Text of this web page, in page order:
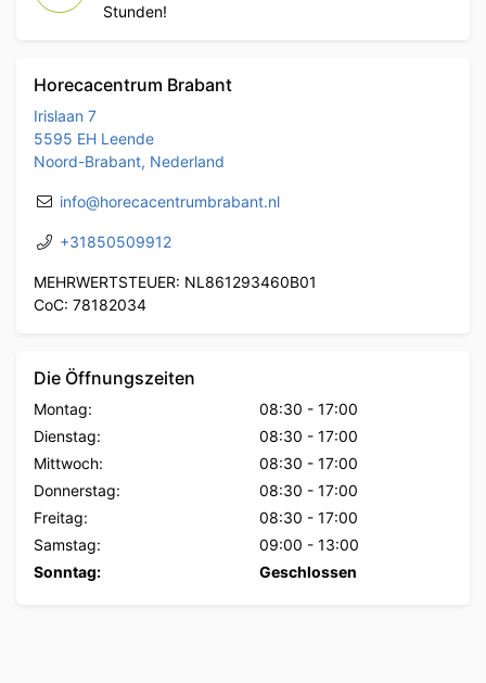
Stunden!
Horecacentrum Brabant
Irislaan 7
5595 EH Leende
Noord-Brabant, Nederland
info@horecacentrumbrabant.nl
+31850509912
MEHRWERTSTEUER: NL861293460B01
CoC: 78182034
Die Öffnungszeiten
Montag: 08:30 - 17:00
Dienstag:
08:30 - 17:00
Mittwoch:
08:30 - 17:00
Donnerstag:
08:30 - 17:00
Freitag:
08:30 - 17:00
Samstag:
09:00 - 13:00
Sonntag:
Geschlossen